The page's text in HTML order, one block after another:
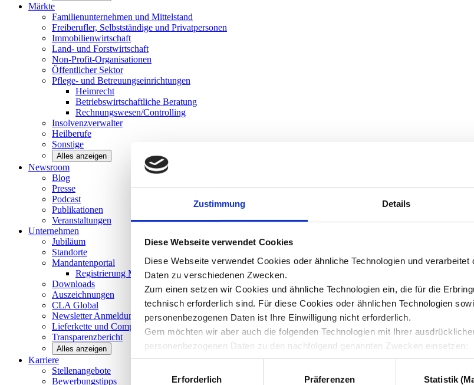
Zustimmung Details
Diese Webseite verwendet Cookies
Diese Webseite verwendet Cookies oder ähnliche Technologien und
Daten zu verschiedenen Zwecken.
Zum einen setzen wir Cookies und ähnliche Technologien ein, die für die
technisch erforderlich sind. Für diese Cookies oder ähnlichen Technologien
personenbezogenen Daten ist Ihre Einwilligung nicht erforderlich.
Gern möchten wir aber auch die folgenden Technologien mit Ihrer
personenbezogenen Daten zu den nachfolgend genannten Zwecken einsetzen:
Erforderlich
Präferenzen Statistik
Märkte
Familienunternehmen und Mittelstand
Freiberufler, Selbstständige und Privatpersonen
Immobilienwirtschaft
Land- und Forstwirtschaft
Non-Profit-Organisationen
Öffentlicher Sektor
Pflege- und Betreuungseinrichtungen
Heimrecht
Betriebswirtschaftliche Beratung
Rechnungswesen/Controlling
Insolvenzverwalter
Heilberufe
Sonstige
Alles anzeigen
Newsroom
Blog
Presse
Podcast
Publikationen
Veranstaltungen
Unternehmen
Jubiläum
Standorte
Mandantenportal
Registrierung Mandantenportal
Downloads
Auszeichnungen
CLA Global
NewsletterAnmeldung
Lieferkette und Compliance
Transparenzbericht
Alles anzeigen
Karriere
Stellenangebote
Bewerbungstipps